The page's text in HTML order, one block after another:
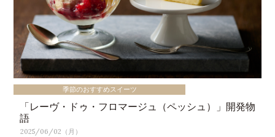
季節のおすすめスイーツ
「レーヴ・ドゥ・フロマージュ（ペッシュ）」開発物
語
2025/06/02（月）